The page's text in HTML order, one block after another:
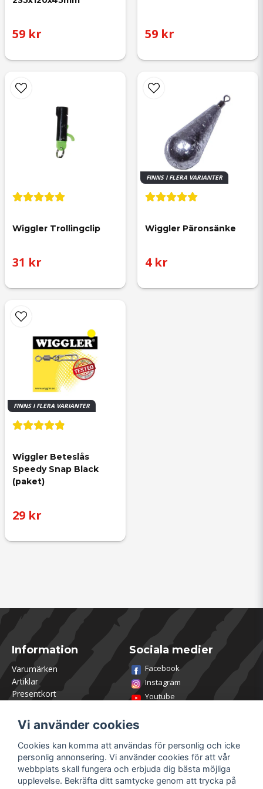
59 kr 59 kr
Wiggler Trollingclip
31 kr
FINNS I FLERA VARIANTER
Wiggler Päronsänke
4 kr
FINNS I FLERA VARIANTER
Wiggler Beteslås
Speedy Snap Black
(paket)
29 kr
Information
Varumärken
Artiklar
Presentkort
Om Utklasad
Team Utklasad
Recensera och vinn
Öppettider Lagershop
Jobba hos oss
Returer
Sociala medier
Facebook
Instagram
Youtube
Vi använder cookies
Cookies kan komma att användas för personlig och icke
personlig annonsering. Vi använder cookies för att vår
webbplats skall fungera och erbjuda dig bästa möjliga
upplevelse. Bekräfta ditt samtycke genom att trycka på